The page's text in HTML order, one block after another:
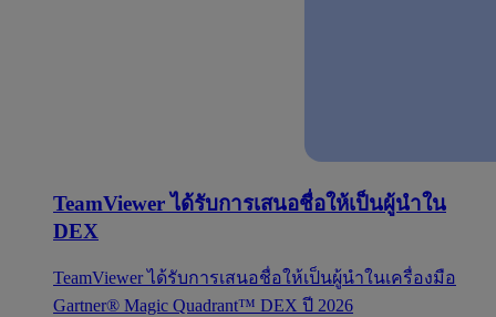
TeamViewer ได้รับการเสนอชื่อให้เป็นผู้นำใน
DEX
TeamViewer ได้รับการเสนอชื่อให้เป็นผู้นำในเครื่องมือ
Gartner® Magic Quadrant™ DEX ปี 2026